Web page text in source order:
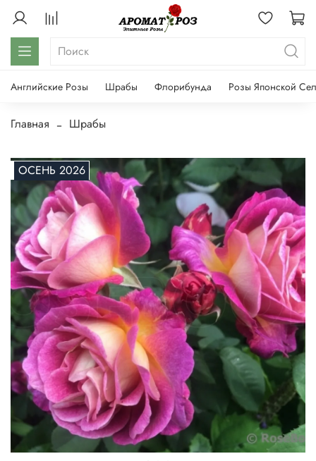
Английские Розы Шрабы Флорибунда Розы Японской
Главная Шрабы
Нет в наличии
ОСЕНЬ 2026